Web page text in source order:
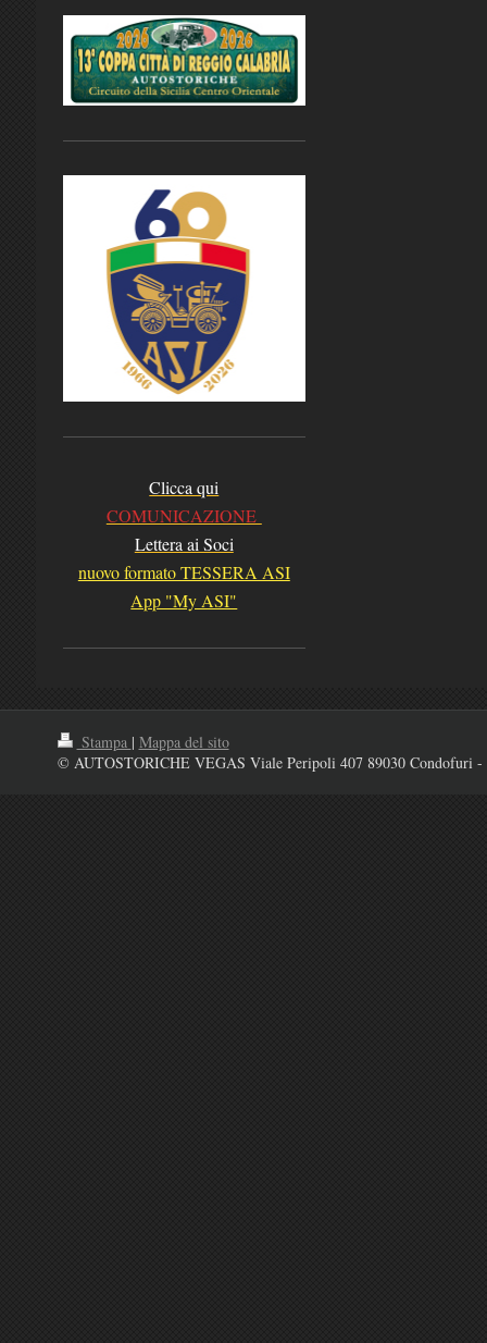
Clicca qui
COMUNICAZIONE
Lettera ai Soci
nuovo formato TESSERA ASI
App "My ASI"
Stampa | Mappa del sito
© AUTOSTORICHE VEGAS Viale Peripoli 407 89030 Condofuri -